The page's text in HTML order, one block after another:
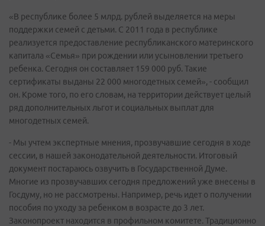
«В республике более 5 млрд. рублей выделяется на меры
поддержки семей с детьми. С 2011 года в республике
реализуется предоставление республиканского материнского
капитала «Семья» при рождении или усыновлении третьего
ребенка. Сегодня он составляет 159 000 руб. Такие
сертификаты выданы 22 000 многодетных семей», - сообщил
он. Кроме того, по его словам, на территории действует целый
ряд дополнительных льгот и социальных выплат для
многодетных семей.
- Мы учтем экспертные мнения, прозвучавшие сегодня в ходе
сессии, в нашей законодательной деятельности. Итоговый
документ постараюсь озвучить в Государственной Думе.
Многие из прозвучавших сегодня предложений уже внесены в
Госдуму, но не рассмотрены. Например, речь идет о получении
пособия по уходу за ребенком в возрасте до 3 лет.
Законопроект находится в профильном комитете. Традиционно